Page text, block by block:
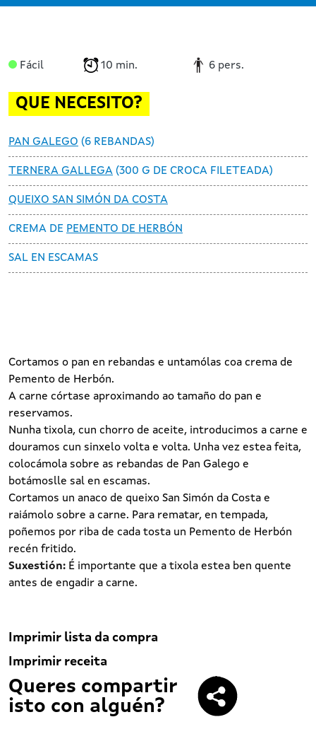
Fácil 10 min. 6 pers.
QUE NECESITO?
PAN GALEGO (6 REBANDAS)
TERNERA GALLEGA (300 G DE CROCA FILETEADA)
QUEIXO SAN SIMÓN DA COSTA
CREMA DE PEMENTO DE HERBÓN
SAL EN ESCAMAS
Cortamos o pan en rebandas e untamólas coa crema de
Pemento de Herbón.
A carne córtase aproximando ao tamaño do pan e
reservamos.
Nunha tixola, cun chorro de aceite, introducimos a carne e
douramos cun sinxelo volta e volta. Unha vez estea feita,
colocámola sobre as rebandas de Pan Galego e
botámoslle sal en escamas.
Cortamos un anaco de queixo San Simón da Costa e
raiámolo sobre a carne. Para rematar, en tempada,
poñemos por riba de cada tosta un Pemento de Herbón
recén fritido.
Suxestión: É importante que a tixola estea ben quente
antes de engadir a carne.
Imprimir lista da compra
Imprimir receita
Queres compartir
isto con alguén?